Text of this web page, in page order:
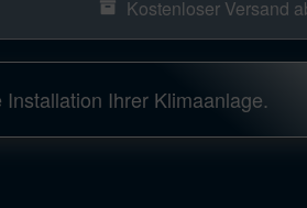
Kostenloser Versand
Ihrer Klimaanlage.